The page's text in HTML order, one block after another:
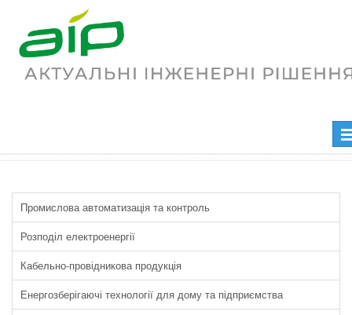
Промислова автоматизація та контроль
Розподіл електроенергії
Кабельно-провідникова продукція
Енергозберігаючі технології для дому та підприємства